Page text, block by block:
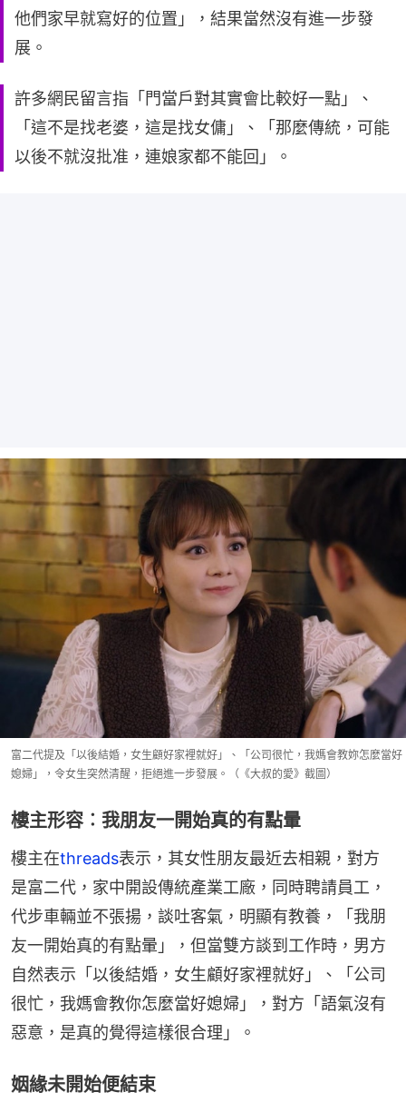
他們家早就寫好的位置」，結果當然沒有進一步發
展。
許多網民留言指「門當戶對其實會比較好一點」、
「這不是找老婆，這是找女傭」、「那麼傳統，可能
以後不就沒批准，連娘家都不能回」。
富二代提及「以後結婚，女生顧好家裡就好」、「公司很忙，我媽會教妳怎麼當好
媳婦」，令女生突然清醒，拒絕進一步發展。（《大叔的愛》截圖）
樓主形容︰我朋友一開始真的有點暈
樓主在threads表示，其女性朋友最近去相親，對方
是富二代，家中開設傳統產業工廠，同時聘請員工，
代步車輛並不張揚，談吐客氣，明顯有教養，「我朋
友一開始真的有點暈」，但當雙方談到工作時，男方
自然表示「以後結婚，女生顧好家裡就好」、「公司
很忙，我媽會教你怎麼當好媳婦」，對方「語氣沒有
惡意，是真的覺得這樣很合理」。
姻緣未開始便結束